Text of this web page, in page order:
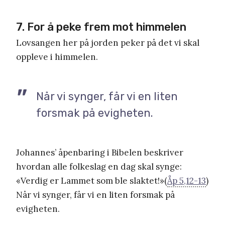
7. For å peke frem mot himmelen
Lovsangen her på jorden peker på det vi skal
oppleve i himmelen.
Når vi synger, får vi en liten
forsmak på evigheten.
Johannes’ åpenbaring i Bibelen beskriver
hvordan alle folkeslag en dag skal synge:
«Verdig er Lammet som ble slaktet!»(Åp 5,12-13)
Når vi synger, får vi en liten forsmak på
evigheten.